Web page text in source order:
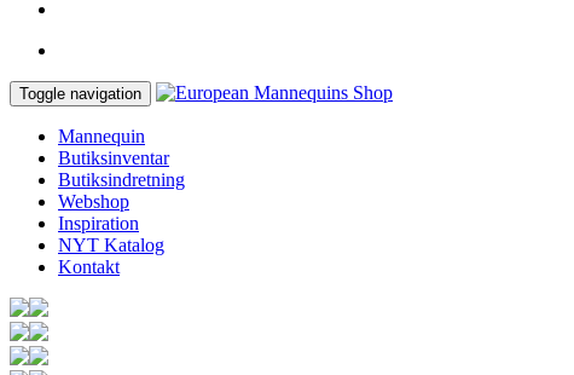
Toggle navigation
Mannequin
Butiksinventar
Butiksindretning
Webshop
Inspiration
NYT Katalog
Kontakt